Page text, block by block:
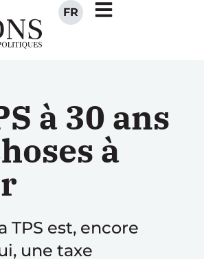
FR
à 30 ans
à
TPS est, encore
une taxe